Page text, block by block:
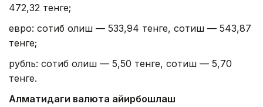
472,32 тенге;
евро: сотиб олиш — 533,94 тенге, сотиш — 543,87
тенге;
рубль: сотиб олиш — 5,50 тенге, сотиш — 5,70
тенге.
Алматидаги валюта айирбошлаш